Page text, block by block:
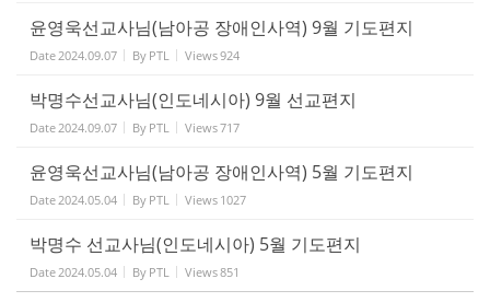
윤영욱선교사님(남아공 장애인사역) 9월 기도편지
Date 2024.09.07 By PTL Views924
박명수선교사님(인도네시아) 9월 선교편지
Date 2024.09.07 By PTL Views717
윤영욱선교사님(남아공 장애인사역) 5월 기도편지
Date 2024.05.04 By PTL Views 1027
박명수 선교사님(인도네시아) 5월 기도편지
Date 2024.05.04 By PTL Views851